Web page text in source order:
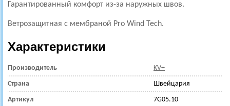
Гарантированный комфорт из-за наружных швов.
Ветрозащитная с мембраной Pro Wind Tech.
Характеристики
Производитель KV+
Страна Швейцария
Артикул 7G05.10